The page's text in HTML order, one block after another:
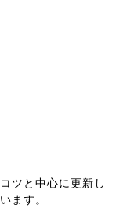
ツと中心に更新し
ます。